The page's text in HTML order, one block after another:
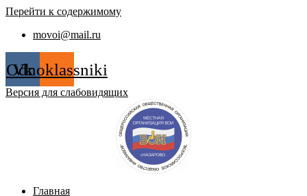
Перейти к содержимому
movoi@mail.ru
Vk
Odnoklassniki
Версия для слабовидящих
Главная